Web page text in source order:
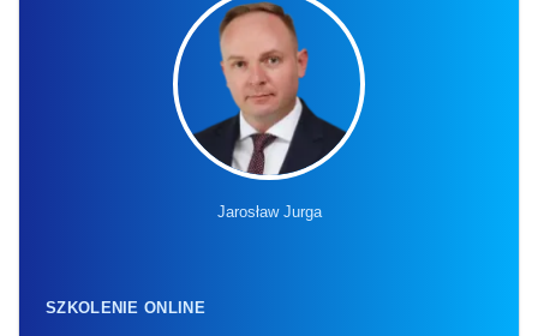
Jarosław Jurga
SZKOLENIE ONLINE